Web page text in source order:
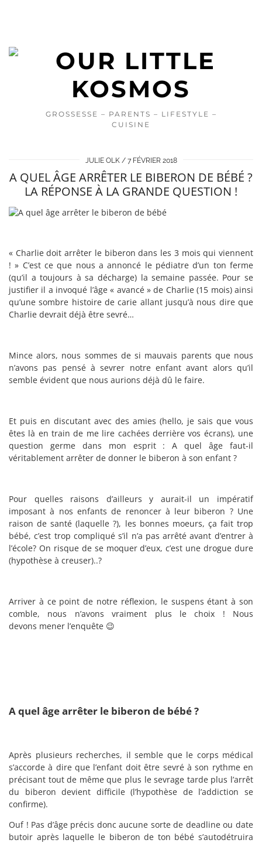
GROSSESSE – PARENTS – LIFESTYLE –
CUISINE
JULIE OLK 7 FÉVRIER 2018
A QUEL ÂGE ARRÊTER LE BIBERON DE BÉBÉ ?
LA RÉPONSE À LA GRANDE QUESTION !
« Charlie doit arrêter le biberon dans les 3 mois qui viennent
! » C’est ce que nous a annoncé le pédiatre d’un ton ferme
(qu’il a toujours à sa décharge) la semaine passée. Pour se
justifier il a invoqué l’âge « avancé » de Charlie (15 mois) ainsi
qu’une sombre histoire de carie allant jusqu’à nous dire que
Charlie devrait déjà être sevré…
Mince alors, nous sommes de si mauvais parents que nous
n’avons pas pensé à sevrer notre enfant avant alors qu’il
semble évident que nous aurions déjà dû le faire.
Et puis en discutant avec des amies (hello, je sais que vous
êtes là en train de me lire cachées derrière vos écrans), une
question germe dans mon esprit : A quel âge faut-il
véritablement arrêter de donner le biberon à son enfant ?
Pour quelles raisons d’ailleurs y aurait-il un impératif
imposant à nos enfants de renoncer à leur biberon ? Une
raison de santé (laquelle ?), les bonnes moeurs, ça fait trop
bébé, c’est trop compliqué s’il n’a pas arrêté avant d’entrer à
l’école? On risque de se moquer d’eux, c’est une drogue dure
(hypothèse à creuser)..?
Arriver à ce point de notre réflexion, le suspens étant à son
comble, nous n’avons vraiment plus le choix ! Nous
devons mener l’enquête 😉
A quel âge arrêter le biberon de bébé ?
Après plusieurs recherches, il semble que le corps médical
s’accorde à dire que l’enfant doit être sevré à son rythme en
précisant tout de même que plus le sevrage tarde plus l’arrêt
du biberon devient difficile (l’hypothèse de l’addiction se
confirme).
Ouf ! Pas d’âge précis donc aucune sorte de deadline ou date
butoir après laquelle le biberon de ton bébé s’autodétruira